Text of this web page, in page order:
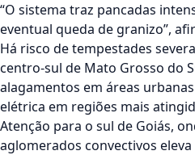
“O sistema traz pancadas
eventual queda de granizo”,
Há risco de tempestades
centro-sul de Mato Grosso do
alagamentos em áreas
elétrica em regiões mais
Atenção para o sul de Goiás,
aglomerados convectivos